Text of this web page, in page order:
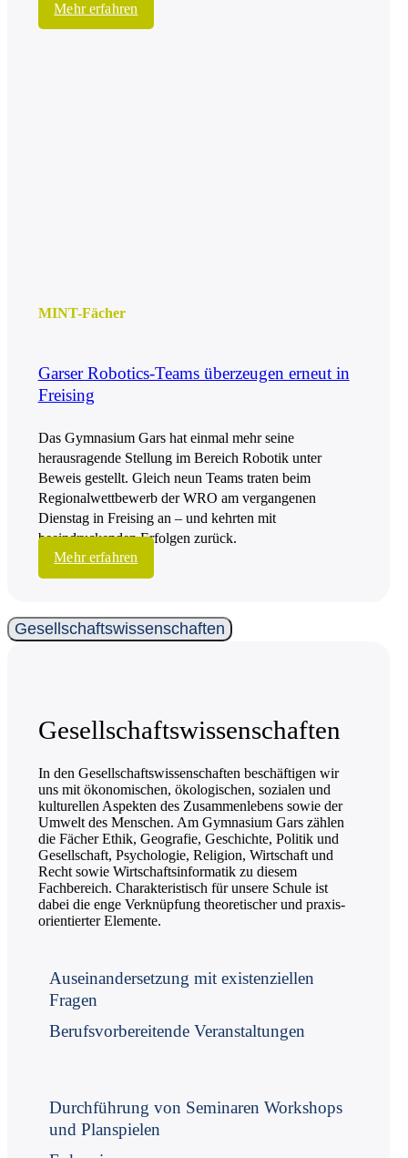
Mehr erfahren
MINT-Fächer
Garser Robotics-Teams überzeugen erneut in
Freising
Das Gymnasium Gars hat einmal mehr seine
herausragende Stellung im Bereich Robotik unter
Beweis gestellt. Gleich neun Teams traten beim
Regionalwettbewerb der WRO am vergangenen
Dienstag in Freising an – und kehrten mit
beeindruckenden Erfolgen zurück.
Mehr erfahren
Gesell­schafts­wissen­schaften
Gesell­schafts­wissen­schaften
In den Gesell­schafts­wissen­schaften beschäftigen wir
uns mit ökonomischen, ökologischen, sozialen und
kulturellen Aspekten des Zusammen­lebens sowie der
Umwelt des Menschen. Am Gymnasium Gars zählen
die Fächer Ethik, Geografie, Geschichte, Politik und
Gesellschaft, Psychologie, Religion, Wirtschaft und
Recht sowie Wirtschafts­informatik zu diesem
Fachbereich. Charakteristisch für unsere Schule ist
dabei die enge Verknüpfung theoretischer und praxis­
orientierter Elemente.
Auseinandersetzung mit existenziellen
Fragen
Berufsvorbereitende Veranstaltungen
Durchführung von Seminaren Workshops
und Planspielen